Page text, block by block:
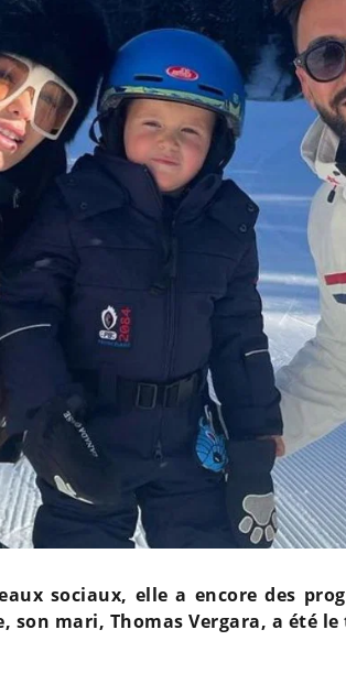
sociaux, elle a encore des
son mari, Thomas Vergara, a été